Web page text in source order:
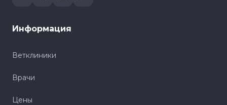
Информация
Ветклиники
Врачи
Цены